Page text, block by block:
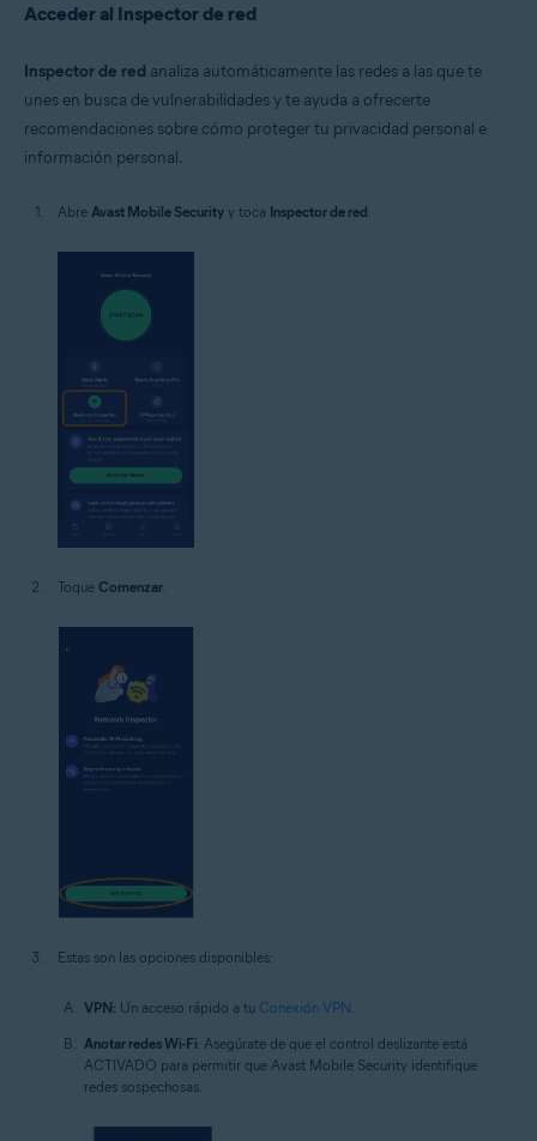
Acceder al Inspector de red
Inspector de red analiza automáticamente las redes a las que te
unes en busca de vulnerabilidades y te ayuda a ofrecerte
recomendaciones sobre cómo proteger tu privacidad personal e
información personal.
Abre Avast Mobile Security y toca Inspector de red
Toque Comenzar
Estas son las opciones disponibles:
VPN: Un acceso rápido a tu Conexión VPN
Anotar redes Wi-Fi: Asegúrate de que el control deslizante está
ACTIVADO para permitir que Avast Mobile Security identifique
redes sospechosas.